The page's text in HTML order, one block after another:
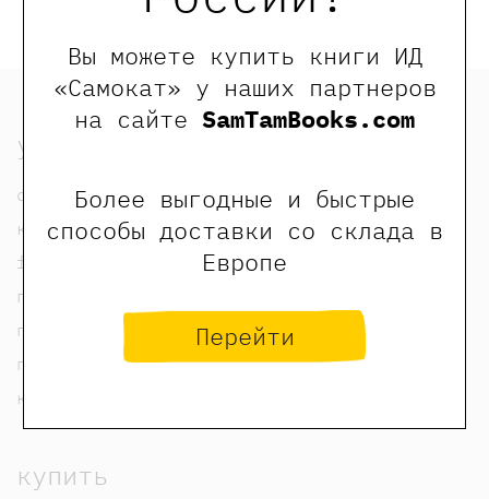
Вы можете купить книги ИД
«Самокат» у наших партнеров
на сайте SamTamBooks.com
Более выгодные и быстрые
способы доставки со склада в
Европе
Перейти
узнать
о нас
контакты
foreign rights contacts
политика конфиденциальности
публичная оферта
пользовательское соглашение
карта сайта
купить